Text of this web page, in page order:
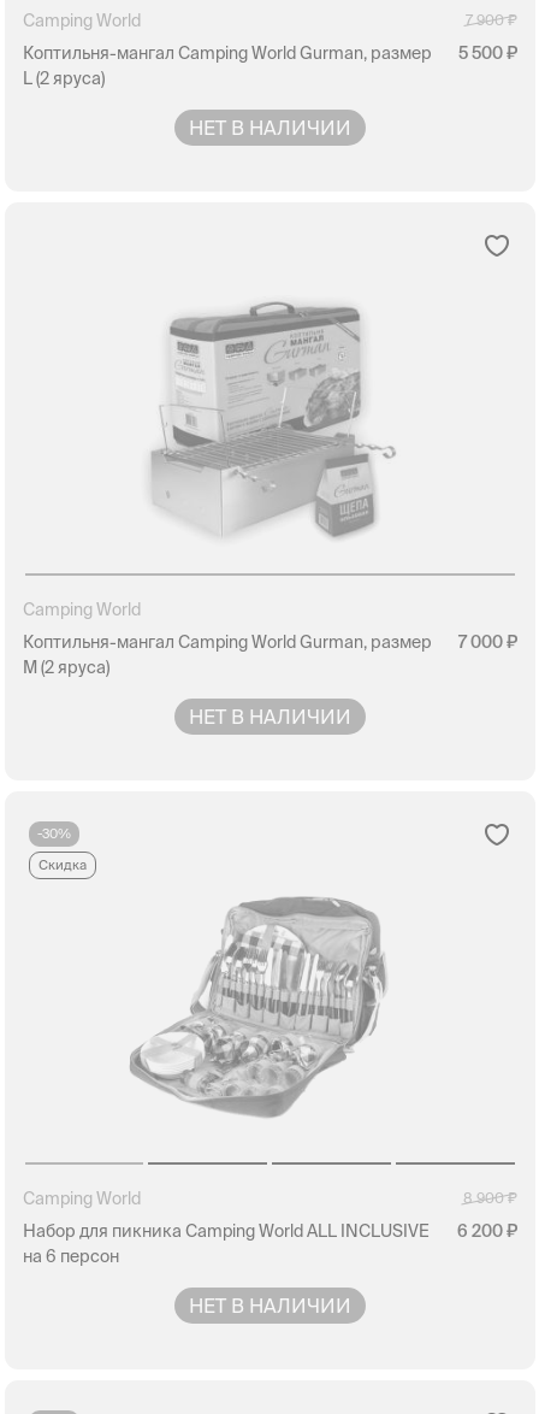
Camping World 7 900
Коптильня-мангал Camping World Gurman, размер
L (2 яруса)
5 500
НЕТ В НАЛИЧИИ
Camping World
Коптильня-мангал Camping World Gurman, размер
M (2 яруса)
7 000
НЕТ В НАЛИЧИИ
-30%
Скидка
Camping World 8 900
Набор для пикника Camping World ALL INCLUSIVE
на 6 персон
6 200
НЕТ В НАЛИЧИИ